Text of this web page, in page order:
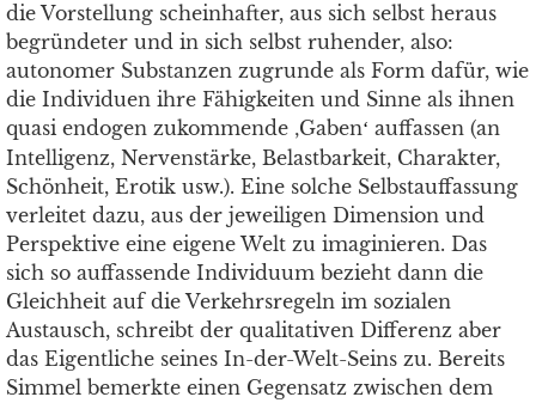
die Vorstellung scheinhafter, aus sich selbst heraus
begründeter und in sich selbst ruhender, also:
autonomer Substanzen zugrunde als Form dafür, wie
die Individuen ihre Fähigkeiten und Sinne als ihnen
quasi endogen zukommende ‚Gaben‘ auffassen (an
Intelligenz, Nervenstärke, Belastbarkeit, Charakter,
Schönheit, Erotik usw.). Eine solche Selbstauffassung
verleitet dazu, aus der jeweiligen Dimension und
Perspektive eine eigene Welt zu imaginieren. Das
sich so auffassende Individuum bezieht dann die
Gleichheit auf die Verkehrsregeln im sozialen
Austausch, schreibt der qualitativen Differenz aber
das Eigentliche seines In-der-Welt-Seins zu. Bereits
Simmel bemerkte einen Gegensatz zwischen dem